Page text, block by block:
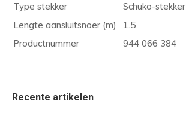
Type stekker
Schuko-stekker
Lengte aansluitsnoer (m)
1.5
Productnummer
944 066 384
Recente artikelen